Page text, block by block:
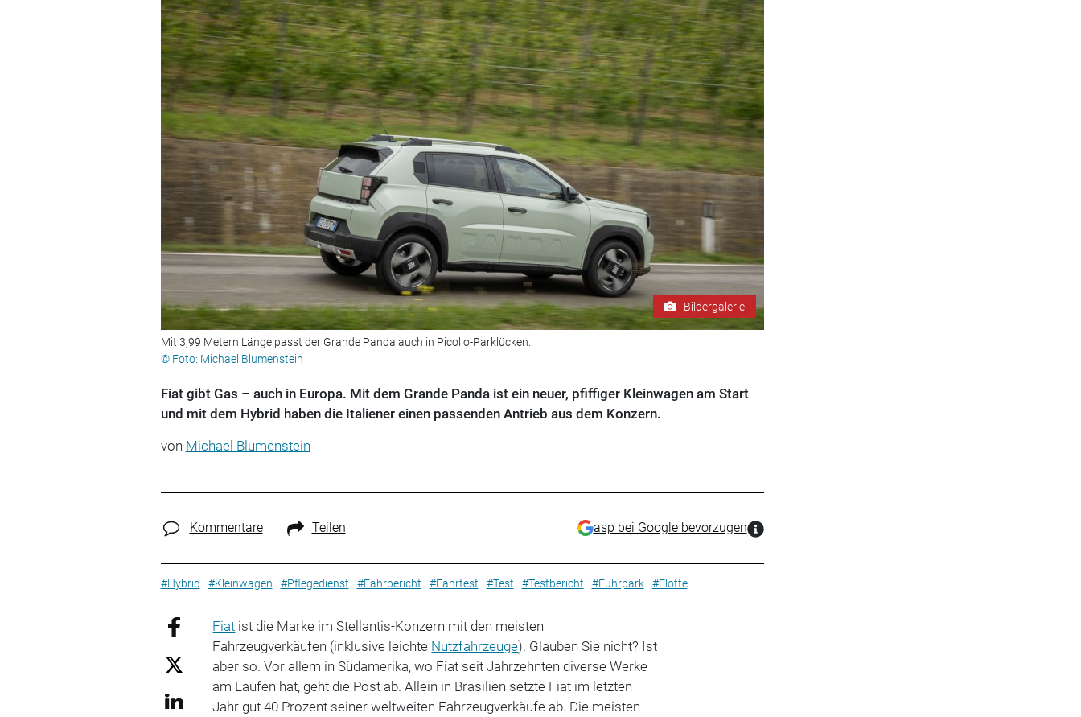
Bildergalerie
Mit 3,99 Metern Länge passt der Grande Panda auch in Picollo-Parklücken.
© Foto: Michael Blumenstein
Fiat gibt Gas – auch in Europa. Mit dem Grande Panda ist ein neuer, pfiffiger Kleinwagen am Start
und mit dem Hybrid haben die Italiener einen passenden Antrieb aus dem Konzern.
von Michael Blumenstein
Kommentare Teilen asp bei Google bevorzugen
#Hybrid #Kleinwagen #Pflegedienst #Fahrbericht #Fahrtest #Test #Testbericht #Fuhrpark #Flotte
Fiat ist die Marke im Stellantis-Konzern mit den meisten
Fahrzeugverkäufen (inklusive leichte Nutzfahrzeuge). Glauben Sie nicht? Ist
aber so. Vor allem in Südamerika, wo Fiat seit Jahrzehnten diverse Werke
am Laufen hat, geht die Post ab. Allein in Brasilien setzte Fiat im letzten
Jahr gut 40 Prozent seiner weltweiten Fahrzeugverkäufe ab. Die meisten